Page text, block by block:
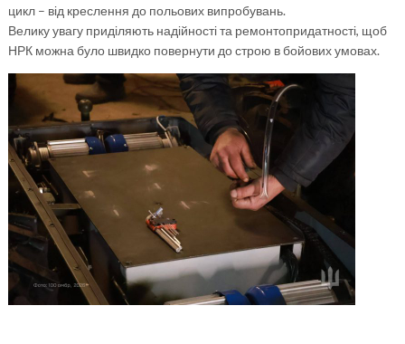
цикл – від креслення до польових випробувань.
Велику увагу приділяють надійності та ремонтопридатності, щоб
НРК можна було швидко повернути до строю в бойових умовах.